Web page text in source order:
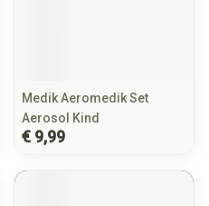
Medik Aeromedik Set
Aerosol Kind
€ 9,99